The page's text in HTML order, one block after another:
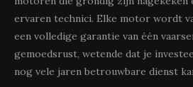
ervaren technici. Elke motor wordt
een volledige garantie van één
gemoedsrust, wetende dat je
nog vele jaren betrouwbare dienst